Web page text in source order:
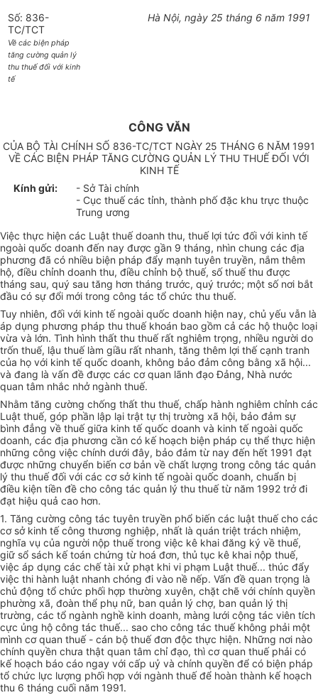
Số: 836-
TC/TCT
Về các biện pháp
tăng cường quản lý
thu thuế đối với kinh
tế
Hà Nội, ngày 25 tháng 6 năm 1991
CÔNG VĂN
CỦA BỘ TÀI CHÍNH SỐ 836-TC/TCT NGÀY 25 THÁNG 6 NĂM 1991
VỀ CÁC BIỆN PHÁP TĂNG CƯỜNG QUẢN LÝ THU THUẾ ĐỐI VỚI
KINH TẾ
Kính gửi:
- Sở Tài chính
- Cục thuế các tỉnh, thành phố đặc khu trực thuộc
Trung ương
Việc thực hiện các Luật thuế doanh thu, thuế lợi tức đối với kinh tế
ngoài quốc doanh đến nay được gần 9 tháng, nhìn chung các địa
phương đã có nhiều biện pháp đẩy mạnh tuyên truyền, nắm thêm
hộ, điều chỉnh doanh thu, điều chỉnh bộ thuế, số thuế thu được
tháng sau, quý sau tăng hơn tháng trước, quý trước; một số nơi bắt
đầu có sự đổi mới trong công tác tổ chức thu thuế.
Tuy nhiên, đối với kinh tế ngoài quốc doanh hiện nay, chủ yếu vẫn là
áp dụng phương pháp thu thuế khoán bao gồm cả các hộ thuộc loại
vừa và lớn. Tình hình thất thu thuế rất nghiêm trọng, nhiều người do
trốn thuế, lậu thuế làm giầu rất nhanh, tăng thêm lợi thế cạnh tranh
của họ với kinh tế quốc doanh, không bảo đảm công bằng xã hội...
và đang là vấn đề được các cơ quan lãnh đạo Đảng, Nhà nước
quan tâm nhắc nhở ngành thuế.
Nhằm tăng cường chống thất thu thuế, chấp hành nghiêm chỉnh các
Luật thuế, góp phần lập lại trật tự thị trường xã hội, bảo đảm sự
bình đẳng về thuế giữa kinh tế quốc doanh và kinh tế ngoài quốc
doanh, các địa phương cần có kế hoạch biện pháp cụ thể thực hiện
những công việc chính dưới đây, bảo đảm từ nay đến hết 1991 đạt
được những chuyển biến cơ bản về chất lượng trong công tác quản
lý thu thuế đối với các cơ sở kinh tế ngoài quốc doanh, chuẩn bị
điều kiện tiền đề cho công tác quản lý thu thuế từ năm 1992 trở đi
đạt hiệu quả cao hơn.
1. Tăng cường công tác tuyên truyền phổ biến các luật thuế cho các
cơ sở kinh tế công thương nghiệp, nhất là quán triệt trách nhiệm,
nghĩa vụ của người nộp thuế trong việc kê khai đăng ký về thuế,
giữ sổ sách kế toán chứng từ hoá đơn, thủ tục kê khai nộp thuế,
việc áp dụng các chế tài xử phạt khi vi phạm Luật thuế... thúc đẩy
việc thi hành luật nhanh chóng đi vào nề nếp. Vấn đề quan trọng là
chủ động tổ chức phối hợp thường xuyên, chặt chẽ với chính quyền
phường xã, đoàn thể phụ nữ, ban quản lý chợ, ban quản lý thị
trường, các tổ ngành nghề kinh doanh, màng lưới cộng tác viên tích
cực ủng hộ công tác thuế... sao cho công tác thuế không phải một
mình cơ quan thuế - cán bộ thuế đơn độc thực hiện. Những nơi nào
chính quyền chưa thật quan tâm chỉ đạo, thì cơ quan thuế phải có
kế hoạch báo cáo ngay với cấp uỷ và chính quyền để có biện pháp
tổ chức lực lượng phối hợp với ngành thuế để hoàn thành kế hoạch
thu 6 tháng cuối năm 1991.